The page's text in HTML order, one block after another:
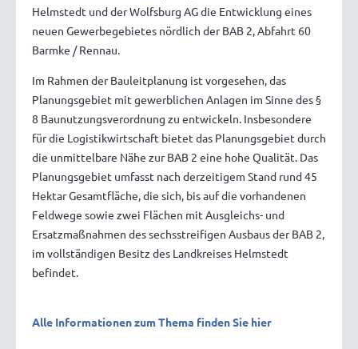
Helmstedt und der Wolfsburg AG die Entwicklung eines
neuen Gewerbegebietes nördlich der BAB 2, Abfahrt 60
Barmke / Rennau.
Im Rahmen der Bauleitplanung ist vorgesehen, das
Planungsgebiet mit gewerblichen Anlagen im Sinne des §
8 Baunutzungsverordnung zu entwickeln. Insbesondere
für die Logistikwirtschaft bietet das Planungsgebiet durch
die unmittelbare Nähe zur BAB 2 eine hohe Qualität. Das
Planungsgebiet umfasst nach derzeitigem Stand rund 45
Hektar Gesamtfläche, die sich, bis auf die vorhandenen
Feldwege sowie zwei Flächen mit Ausgleichs- und
Ersatzmaßnahmen des sechsstreifigen Ausbaus der BAB 2,
im vollständigen Besitz des Landkreises Helmstedt
befindet.
Alle Informationen zum Thema finden Sie hier